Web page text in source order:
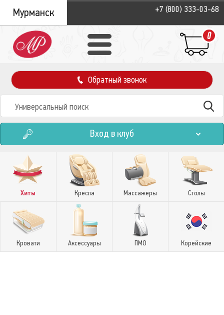
Мурманск +7 (800) 333-03-68
0
Обратный звонок
Вход в клуб
Хиты Кресла Массажеры Столы
Кровати Аксессуары ПМО Корейские